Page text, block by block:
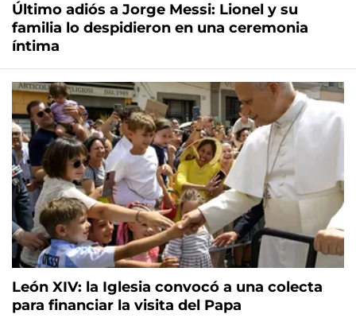
Último adiós a Jorge Messi: Lionel y su
familia lo despidieron en una ceremonia
íntima
León XIV: la Iglesia convocó a una colecta
para financiar la visita del Papa